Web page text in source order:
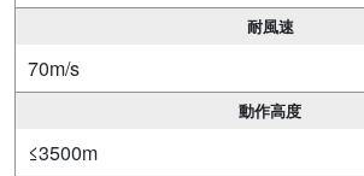
耐風速
70m/s
動作高度
≤3500m